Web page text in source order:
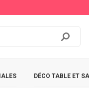
DÉCO TABLE ET